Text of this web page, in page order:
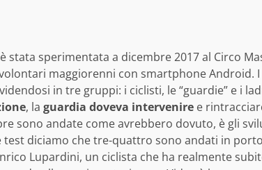
stata sperimentata a dicembre 2017 al Circo
maggiorenni con smartphone Android.
in tre gruppi: i ciclisti, le “guardie” e i
, la guardia doveva intervenire e
sono andate come avrebbero dovuto, è gli
test diciamo che tre-quattro sono andati in
Lupardini, un ciclista che ha realmente